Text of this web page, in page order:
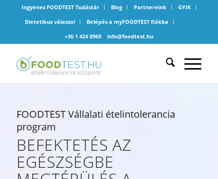
Ingyenes FOODTEST Tudástár Blog Partnereink
GYIK
Dietetikus válaszol
Belépés a myFOODTEST fiókba
+36 1 424 0969
info@foodtest.hu
FOODTEST Vállalati ételintolerancia
program
BEFEKTETÉS AZ
EGÉSZSÉGBE